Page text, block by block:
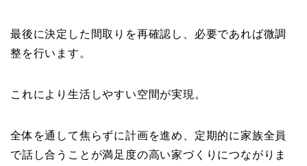
最後に決定した間取りを再確認し、必要であれば微調
整を行います。
これにより生活しやすい空間が実現。
全体を通して焦らずに計画を進め、定期的に家族全員
で話し合うことが満足度の高い家づくりにつながりま